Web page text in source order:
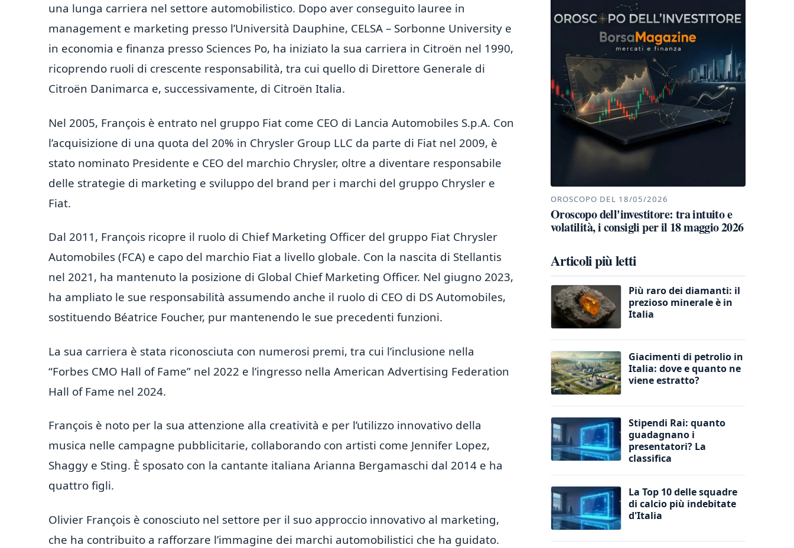
una lunga carriera nel settore automobilistico. Dopo aver conseguito lauree in
management e marketing presso l’Università Dauphine, CELSA – Sorbonne University e
in economia e finanza presso Sciences Po, ha iniziato la sua carriera in Citroën nel 1990,
ricoprendo ruoli di crescente responsabilità, tra cui quello di Direttore Generale di
Citroën Danimarca e, successivamente, di Citroën Italia.
Nel 2005, François è entrato nel gruppo Fiat come CEO di Lancia Automobiles S.p.A. Con
l’acquisizione di una quota del 20% in Chrysler Group LLC da parte di Fiat nel 2009, è
stato nominato Presidente e CEO del marchio Chrysler, oltre a diventare responsabile
delle strategie di marketing e sviluppo del brand per i marchi del gruppo Chrysler e
Fiat.
Dal 2011, François ricopre il ruolo di Chief Marketing Officer del gruppo Fiat Chrysler
Automobiles (FCA) e capo del marchio Fiat a livello globale. Con la nascita di Stellantis
nel 2021, ha mantenuto la posizione di Global Chief Marketing Officer. Nel giugno 2023,
ha ampliato le sue responsabilità assumendo anche il ruolo di CEO di DS Automobiles,
sostituendo Béatrice Foucher, pur mantenendo le sue precedenti funzioni.
La sua carriera è stata riconosciuta con numerosi premi, tra cui l’inclusione nella
“Forbes CMO Hall of Fame” nel 2022 e l’ingresso nella American Advertising Federation
Hall of Fame nel 2024.
François è noto per la sua attenzione alla creatività e per l’utilizzo innovativo della
musica nelle campagne pubblicitarie, collaborando con artisti come Jennifer Lopez,
Shaggy e Sting. È sposato con la cantante italiana Arianna Bergamaschi dal 2014 e ha
quattro figli.
Olivier François è conosciuto nel settore per il suo approccio innovativo al marketing,
che ha contribuito a rafforzare l’immagine dei marchi automobilistici che ha guidato.
OROSCOPO DEL 18/05/2026
Oroscopo dell'investitore: tra intuito e
volatilità, i consigli per il 18 maggio 2026
Articoli più letti
Più raro dei diamanti: il
prezioso minerale è in
Italia
Giacimenti di petrolio in
Italia: dove e quanto ne
viene estratto?
Stipendi Rai: quanto
guadagnano i
presentatori? La
classifica
La Top 10 delle squadre
di calcio più indebitate
d'Italia